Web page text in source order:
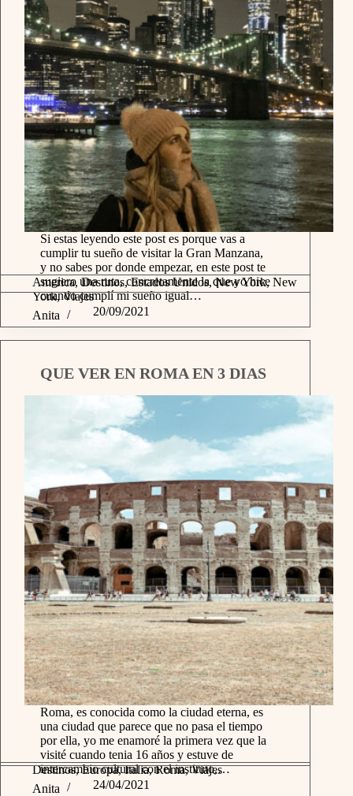
America,Destinos,Estados Unidos,New York,New
York,Viajes
Si estas leyendo este post es porque vas a
cumplir tu sueño de visitar la Gran Manzana,
y no sabes por donde empezar, en este post te
sugiero una ruta, concretamente la que yo hice
cuando cumplí mi sueño igual…
Anita
20/09/2021
Destinos,Europa,Italia,Roma,Viajes
QUE VER EN ROMA EN 3 DIAS
Roma, es conocida como la ciudad eterna, es
una ciudad que parece que no pasa el tiempo
por ella, yo me enamoré la primera vez que la
visité cuando tenia 16 años y estuve de
intercambio cultural con el instituto,…
Anita
24/04/2021